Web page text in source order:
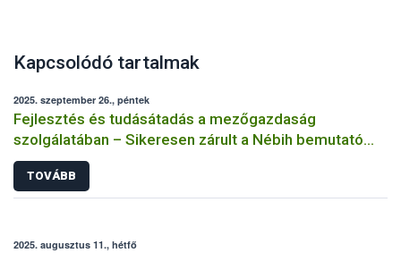
Kapcsolódó tartalmak
2025. szeptember 26., péntek
Fejlesztés és tudásátadás a mezőgazdaság
szolgálatában – Sikeresen zárult a Nébih bemutató
üzemi projektje
TOVÁBB
2025. augusztus 11., hétfő